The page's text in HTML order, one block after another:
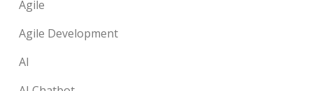
Agile
Agile Development
AI